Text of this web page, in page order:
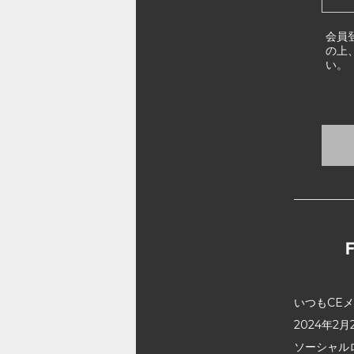
会員
の上
い。
いつもCE
2024年2月
ソーシャ